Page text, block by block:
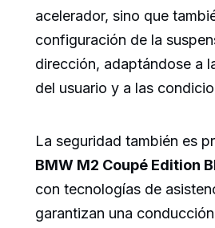
acelerador, sino que
configuración de la
dirección, adaptándose a
del usuario y a las
La seguridad también es
BMW M2 Coupé Edition
con tecnologías de
garantizan una